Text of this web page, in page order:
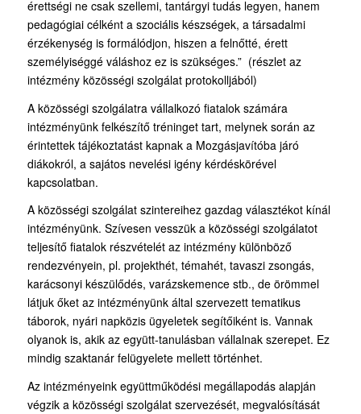
érettségi ne csak szellemi, tantárgyi tudás legyen, hanem
pedagógiai célként a szociális készségek, a társadalmi
érzékenység is formálódjon, hiszen a felnőtté, érett
személyiséggé váláshoz ez is szükséges.” (részlet az
intézmény közösségi szolgálat protokolljából)
A közösségi szolgálatra vállalkozó fiatalok számára
intézményünk felkészítő tréninget tart, melynek során az
érintettek tájékoztatást kapnak a Mozgásjavítóba járó
diákokról, a sajátos nevelési igény kérdéskörével
kapcsolatban.
A közösségi szolgálat szintereihez gazdag választékot kínál
intézményünk. Szívesen vesszük a közösségi szolgálatot
teljesítő fiatalok részvételét az intézmény különböző
rendezvényein, pl. projekthét, témahét, tavaszi zsongás,
karácsonyi készülődés, varázskemence stb., de örömmel
látjuk őket az intézményünk által szervezett tematikus
táborok, nyári napközis ügyeletek segítőiként is. Vannak
olyanok is, akik az együtt-tanulásban vállalnak szerepet. Ez
mindig szaktanár felügyelete mellett történhet.
Az intézményeink együttműködési megállapodás alapján
végzik a közösségi szolgálat szervezését, megvalósítását